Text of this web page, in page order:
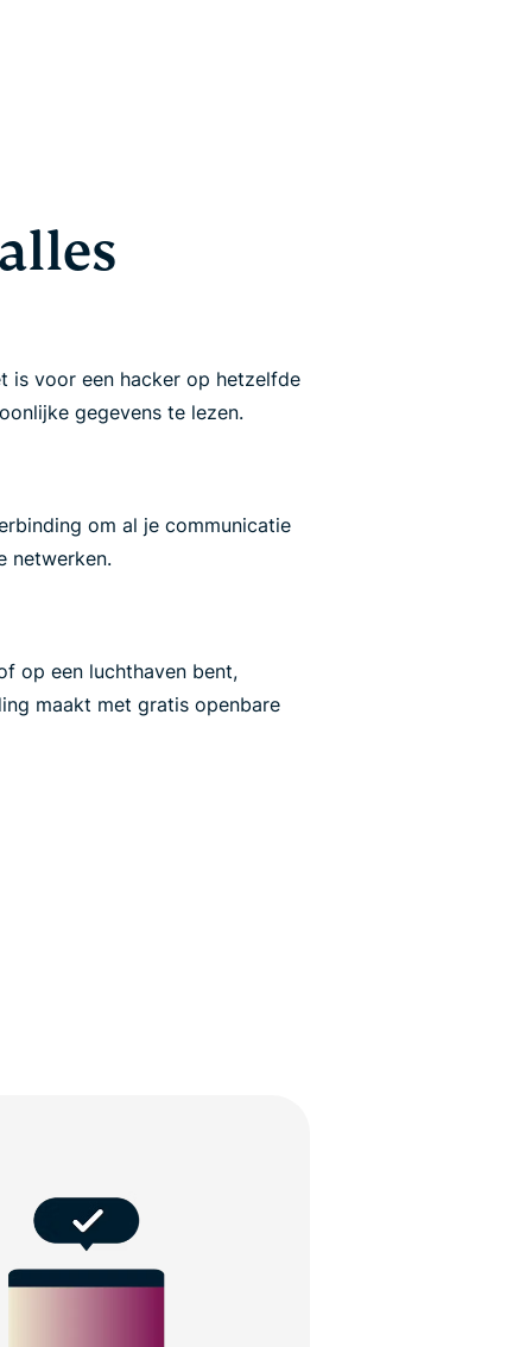
is voor een hacker op hetzelfde
gegevens te lezen.
om al je communicatie
netwerken.
op een luchthaven bent,
maakt met gratis openbare